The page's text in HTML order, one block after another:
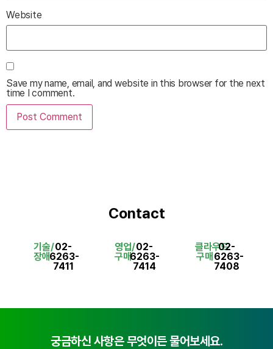
Website
Save my name, email, and website in this browser for the next
time I comment.
Contact
기술/
장애
02-
6263-
7411
영업/
구매
02-
6263-
7414
클라우드
구매
02-
6263-
7408
궁금하신 사항은 무엇이든 물어보세요.